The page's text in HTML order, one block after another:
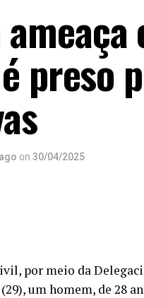
preso
on 30/04/2025
por meio da
um homem, de 28